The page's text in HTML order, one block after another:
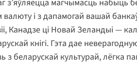
магчымасць набыць
і з дапамогай вашай
Канадзе ці Новай Зеландыі —
кнігі. Гэта дае
з беларускай культурай, лёгка